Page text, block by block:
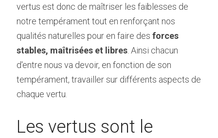
vertus est donc de maîtriser les faiblesses de
notre tempérament tout en renforçant nos
qualités naturelles pour en faire des forces
stables, maîtrisées et libres . Ainsi chacun
d'entre nous va devoir, en fonction de son
tempérament, travailler sur différents aspects de
chaque vertu.
Les vertus sont le